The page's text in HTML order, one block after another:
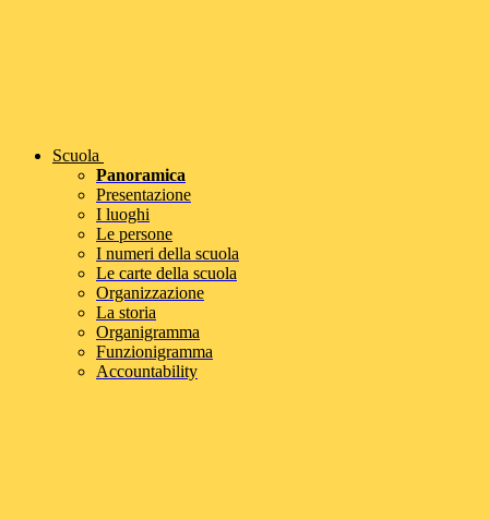
Scuola
Panoramica
Presentazione
I luoghi
Le persone
I numeri della scuola
Le carte della scuola
Organizzazione
La storia
Organigramma
Funzionigramma
Accountability